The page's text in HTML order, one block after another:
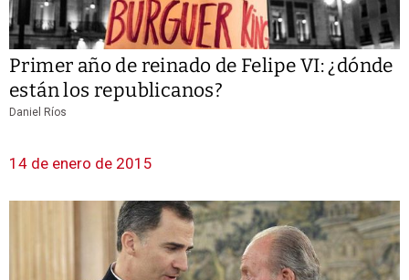
Primer año de reinado de Felipe VI: ¿dónde
están los republicanos?
Daniel Ríos
14 de enero de 2015